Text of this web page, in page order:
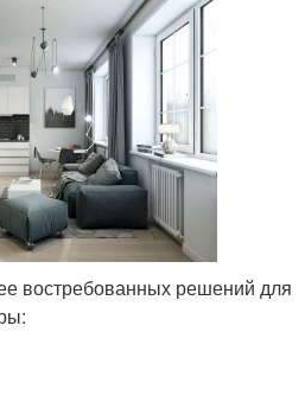
востребованных решений для